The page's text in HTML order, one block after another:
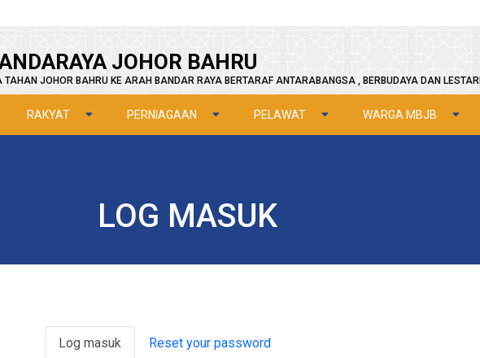
JOHOR BAHRU
TAHAN JOHOR BAHRU KE ARAH BANDAR RAYA BERTARAF ANTARABANGSA , BERBUDAYA DAN LESTARI
RAKYAT PERNIAGAAN PELAWAT WARGA MBJB
LOG MASUK
Primary tabs
Log masuk Reset your password